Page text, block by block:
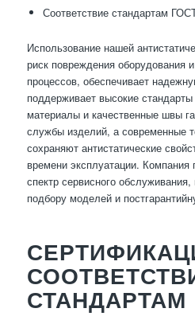
Соответствие стандартам
Использование нашей
риск повреждения оборудования
процессов, обеспечивает
поддерживает высокие
материалы и качественные швы
службы изделий, а современные
сохраняют антистатические
времени эксплуатации. Компания
спектр сервисного
подбору моделей и
СТАНДАРТАМ